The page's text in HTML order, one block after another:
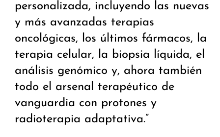
personalizada, incluyendo las nuevas
y más avanzadas terapias
oncológicas, los últimos fármacos, la
terapia celular, la biopsia líquida, el
análisis genómico y, ahora también
todo el arsenal terapéutico de
vanguardia con protones y
radioterapia adaptativa.”